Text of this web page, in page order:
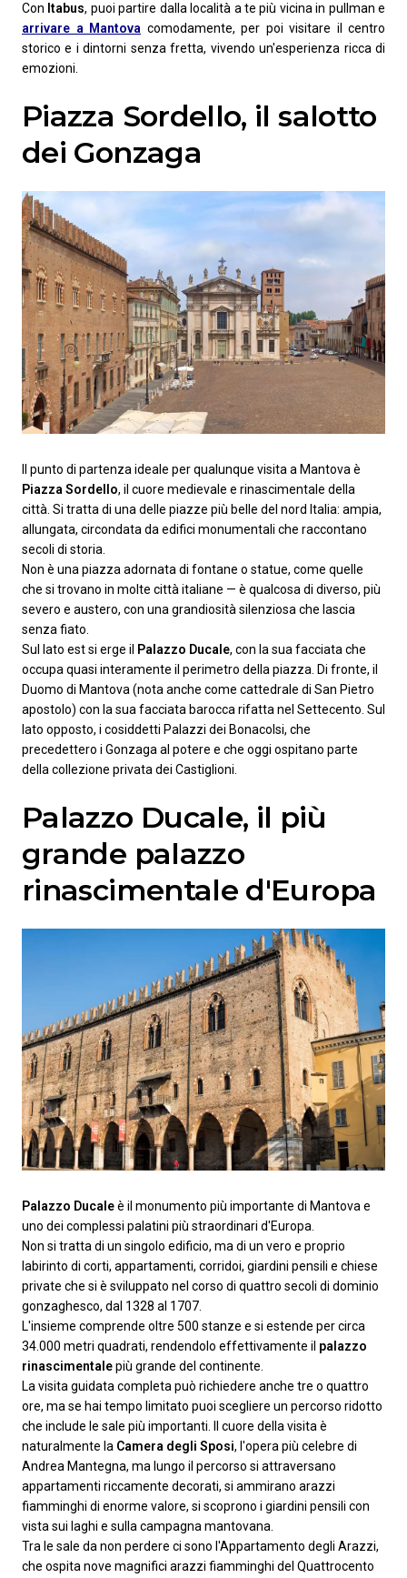
Con Itabus, puoi partire dalla località a te più vicina in pullman e
arrivare a Mantova comodamente, per poi visitare il centro
storico e i dintorni senza fretta, vivendo un'esperienza ricca di
emozioni.
Piazza Sordello, il salotto
dei Gonzaga
Il punto di partenza ideale per qualunque visita a Mantova è
Piazza Sordello, il cuore medievale e rinascimentale della
città. Si tratta di una delle piazze più belle del nord Italia: ampia,
allungata, circondata da edifici monumentali che raccontano
secoli di storia.
Non è una piazza adornata di fontane o statue, come quelle
che si trovano in molte città italiane — è qualcosa di diverso, più
severo e austero, con una grandiosità silenziosa che lascia
senza fiato.
Sul lato est si erge il Palazzo Ducale, con la sua facciata che
occupa quasi interamente il perimetro della piazza. Di fronte, il
Duomo di Mantova (nota anche come cattedrale di San Pietro
apostolo) con la sua facciata barocca rifatta nel Settecento. Sul
lato opposto, i cosiddetti Palazzi dei Bonacolsi, che
precedettero i Gonzaga al potere e che oggi ospitano parte
della collezione privata dei Castiglioni.
Palazzo Ducale, il più
grande palazzo
rinascimentale d'Europa
Palazzo Ducaleè il monumento più importante di Mantova e
uno dei complessi palatini più straordinari d'Europa.
Non si tratta di un singolo edificio, ma di un vero e proprio
labirinto di corti, appartamenti, corridoi, giardini pensili e chiese
private che si è sviluppato nel corso di quattro secoli di dominio
gonzaghesco, dal 1328 al 1707.
L'insieme comprende oltre 500 stanze e si estende per circa
34.000 metri quadrati, rendendolo effettivamente il palazzo
rinascimentalepiù grande del continente.
La visita guidata completa può richiedere anche tre o quattro
ore, ma se hai tempo limitato puoi scegliere un percorso ridotto
che include le sale più importanti. Il cuore della visita è
naturalmente la Camera degli Sposi, l'opera più celebre di
Andrea Mantegna, ma lungo il percorso si attraversano
appartamenti riccamente decorati, si ammirano arazzi
fiamminghi di enorme valore, si scoprono i giardini pensili con
vista sui laghi e sulla campagna mantovana.
Tra le sale da non perdere ci sono l'Appartamento degli Arazzi,
che ospita nove magnifici arazzi fiamminghi del Quattrocento